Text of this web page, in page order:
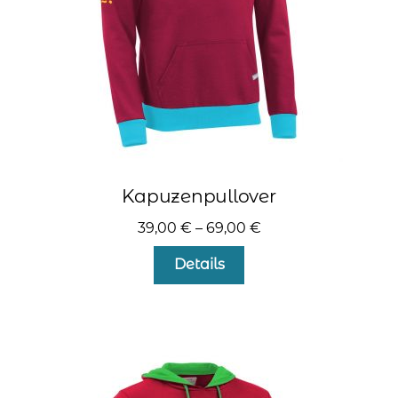
Produktseite
gewählt
werden
Kapuzenpullover
39,00 € – 69,00 €
Details
Die